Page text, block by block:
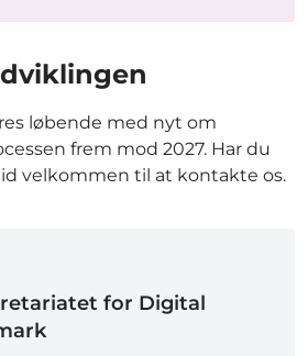
løbende med nyt om
frem mod 2027. Har du
velkommen til at kontakte os.
for Digital